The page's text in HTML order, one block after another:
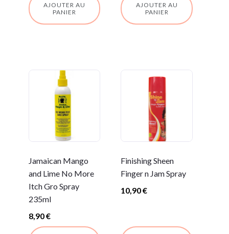
AJOUTER AU
PANIER
AJOUTER AU
PANIER
Jamaican Mango
and Lime No More
Itch Gro Spray
235ml
8,90€
Finishing Sheen
Finger n Jam Spray
10,90€